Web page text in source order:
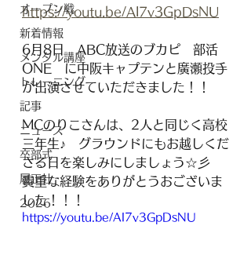
オープン戦
新着情報
メンタル講座
トレーニング
記事
ニュース
卒部式
履正社
2026
https://youtu.be/AI7v3GpDsNU
6月8日　ABC放送のブカピ　部活
ONE　に中阪キャプテンと廣瀬投手
が出演させていただきました！！
MCのりこさんは、2人と同じく高校
三年生♪　グラウンドにもお越しくだ
さる日を楽しみにしましょう☆彡
貴重な経験をありがとうおございま
した！！！
https://youtu.be/AI7v3GpDsNU